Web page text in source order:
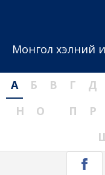
Монгол хэлний
А Б В Г Д
Н
О П Р